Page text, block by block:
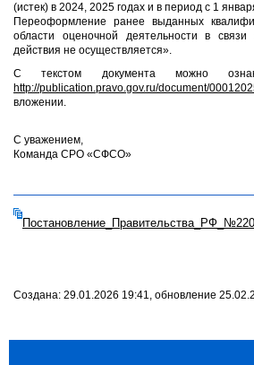
(истек) в 2024, 2025 годах и в период с 1
Переоформление ранее выданных
области оценочной деятельности в
действия не осуществляется».
С текстом документа можно
http://publication.pravo.gov.ru/document/
вложении.
С уважением,
Команда СРО «СФСО»
Создана: 29.01.2026 19:41, обновление